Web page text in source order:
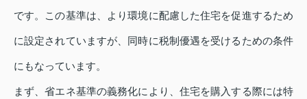
です。この基準は、より環境に配慮した住宅を促進するため
に設定されていますが、同時に税制優遇を受けるための条件
にもなっています。
まず、省エネ基準の義務化により、住宅を購入する際には特